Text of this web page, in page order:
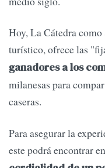
Hoy, La Cátedra
turístico, ofrece las
ganadores a los
milanesas para
caseras.
Para asegurar la
este podrá encontrar